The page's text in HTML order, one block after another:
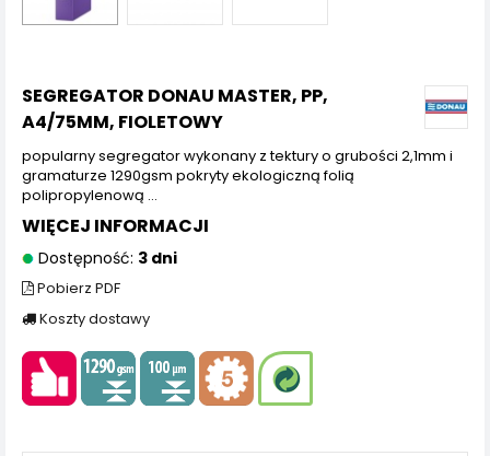
SEGREGATOR DONAU MASTER, PP,
A4/75MM, FIOLETOWY
popularny segregator wykonany z tektury o grubości 2,1mm i
gramaturze 1290gsm pokryty ekologiczną folią
polipropylenową ...
WIĘCEJ INFORMACJI
Dostępność: 3 dni
Pobierz PDF
Koszty dostawy